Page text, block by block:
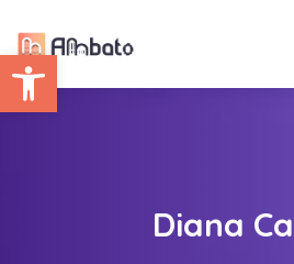
Abrir barra de
Diana